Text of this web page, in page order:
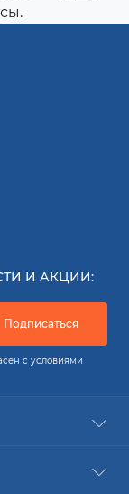
И АКЦИИ:
Подписаться
с условиями